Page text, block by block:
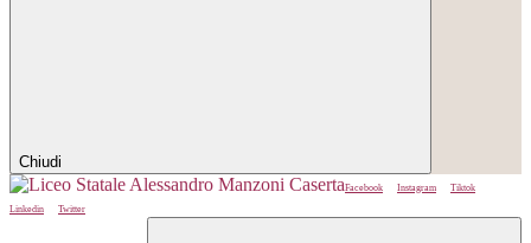
Chiudi
Facebook Instagram
Tiktok
Linkedin
Twitter